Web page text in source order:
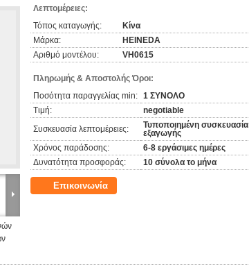
Λεπτομέρειες:
Τόπος καταγωγής:
Κίνα
Μάρκα:
HEINEDA
Αριθμό μοντέλου:
VH0615
Πληρωμής & Αποστολής Όροι:
Ποσότητα παραγγελίας min: 1 ΣΥΝΟΛΟ
Τιμή:
negotiable
Συσκευασία λεπτομέρειες:
Τυποποιημένη συσκευασία
εξαγωγής
Χρόνος παράδοσης:
6-8 εργάσιμες ημέρες
Δυνατότητα προσφοράς:
10 σύνολα το μήνα
Επικοινωνία